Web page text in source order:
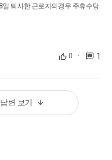
휴게시간
시간에 10분씩 휴게시간을 부여
내 유급병가, 유급가족돌봄휴가
일 퇴사한 근로자의경우 주휴수당
0 · 1
변 보기